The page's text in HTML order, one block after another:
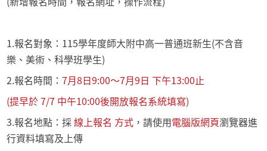
1.報名對象：115學年度師大附中高一普通班新生(不含音
樂、美術、科學班學生)
2.報名時間：7月8日9:00～7月9日 下午13:00止
(提早於 7/7 中午10:00後開放報名系統填寫)
3.報名地點：採線上報名 方式 ，請使用電腦版網頁瀏覽器進
行資料填寫及上傳